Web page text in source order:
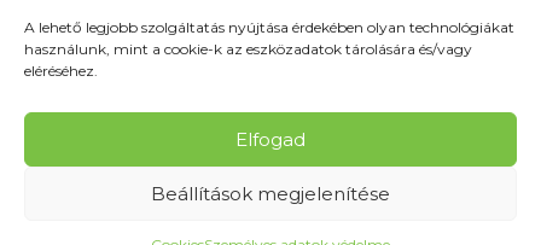
A lehető legjobb szolgáltatás nyújtása érdekében olyan technológiákat
használunk, mint a cookie-k az eszközadatok tárolására és/vagy
eléréséhez.
Elfogad
Beállítások megjelenítése